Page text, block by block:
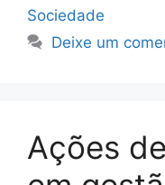
Sociedade
Deixe um
Ações